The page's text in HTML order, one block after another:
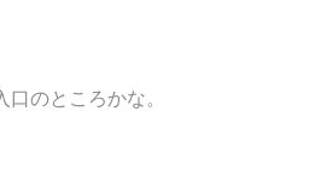
のところかな。